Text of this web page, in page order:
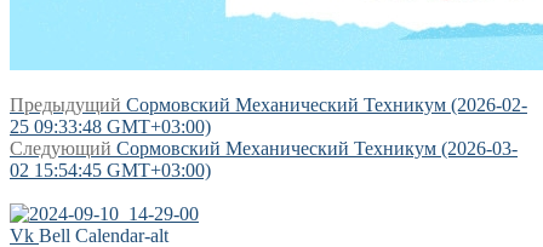
Навигация
по
записям
Предыдущий Предыдущая
запись:
Сормовский Механический Техникум (2026-02-
25 09:33:48 GMT+03:00)
Следующий Следующая
запись:
Сормовский Механический Техникум (2026-03-
02 15:54:45 GMT+03:00)
Vk Bell Calendar-alt